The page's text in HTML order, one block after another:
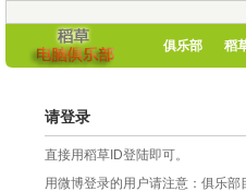
俱乐部 稻
请登录
直接用稻草ID登陆即可。
用微博登录的用户请注意：俱乐部